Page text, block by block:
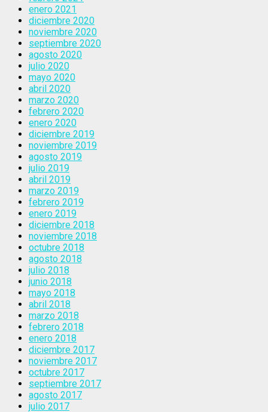
enero 2021
diciembre 2020
noviembre 2020
septiembre 2020
agosto 2020
julio 2020
mayo 2020
abril 2020
marzo 2020
febrero 2020
enero 2020
diciembre 2019
noviembre 2019
agosto 2019
julio 2019
abril 2019
marzo 2019
febrero 2019
enero 2019
diciembre 2018
noviembre 2018
octubre 2018
agosto 2018
julio 2018
junio 2018
mayo 2018
abril 2018
marzo 2018
febrero 2018
enero 2018
diciembre 2017
noviembre 2017
octubre 2017
septiembre 2017
agosto 2017
julio 2017